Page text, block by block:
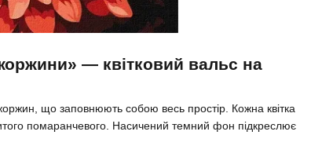
— квітковий вальс на
що заповнюють собою весь простір. Кожна квітка
помаранчевого. Насичений темний фон підкреслює